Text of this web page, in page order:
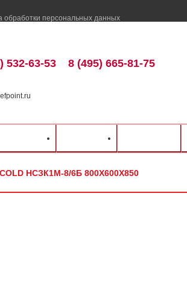
обработки персональных данных
532-63-53 8 (495) 665-81-75
НСЗК1М-8/6Б 800Х600Х850